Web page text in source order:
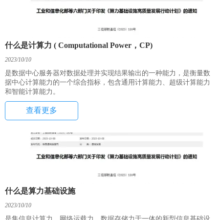
什么是计算力 ( Computational Power，CP)
2023/10/10
是数据中心服务器对数据处理并实现结果输出的一种能力，是衡量数
据中心计算能力的一个综合指标，包含通用计算能力、超级计算能力
和智能计算能力。
查看更多
什么是算力基础设施
2023/10/10